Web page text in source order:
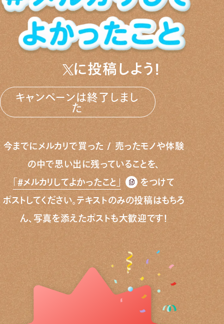
に投稿しよう!
キャンペーンは終了しまし
た
今までにメルカリで買った / 売ったモノや体験
の中で思い出に残っていることを、
「#メルカリしてよかったこと」
をつけて
ポストしてください。テキストのみの投稿はもちろ
ん、写真を添えたポストも大歓迎です！